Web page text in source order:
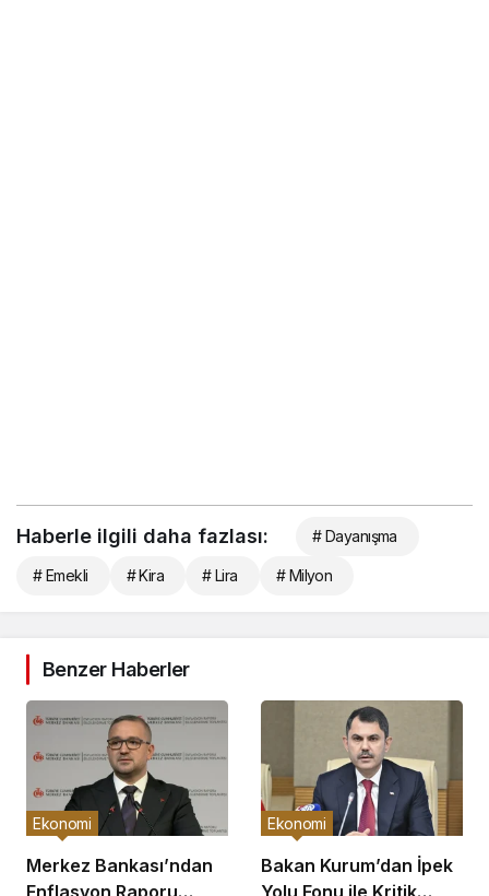
Haberle ilgili daha fazlası: # Dayanışma
# Emekli # Kira # Lira # Milyon
Benzer Haberler
Merkez Bankası’ndan
Enflasyon Raporu
Ekonomi
Bakan Kurum’dan İpek
Yolu Fonu ile Kritik
Ekonomi